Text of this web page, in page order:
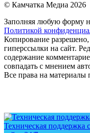
© Камчатка Медиа 2026
Заполняя любую форму
Политикой
Копирование разрешено,
гиперссылки на сайт.
содержание
совпадать с мнением
Все права на материалы
Техническая поддержка